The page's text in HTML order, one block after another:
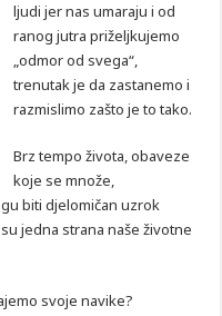
ljudi jer nas umaraju i od
ranog jutra priželjkujemo
„odmor od svega“,
trenutak je da zastanemo i
razmislimo zašto je to tako.
Brz tempo života, obaveze
koje se množe,
biti djelomičan uzrok
jedna strana naše životne
svoje navike?